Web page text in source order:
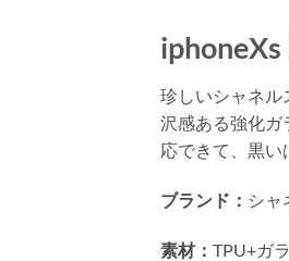
珍しいシャネル
沢感ある強化ガ
応できて、黒い
ブランド： シャ
素材： TPU+ガ